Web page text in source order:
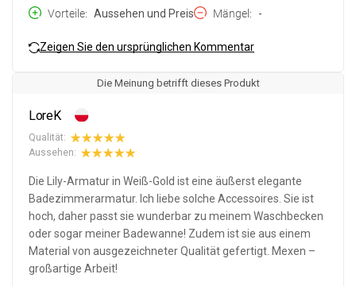
Vorteile
Aussehen und Preis Mängel -
Zeigen Sie den ursprünglichen Kommentar
Die Meinung betrifft dieses Produkt
LoreK
Qualität:
Aussehen:
Die Lily-Armatur in Weiß-Gold ist eine äußerst elegante
Badezimmerarmatur. Ich liebe solche Accessoires. Sie ist
hoch, daher passt sie wunderbar zu meinem Waschbecken
oder sogar meiner Badewanne! Zudem ist sie aus einem
Material von ausgezeichneter Qualität gefertigt. Mexen –
großartige Arbeit!